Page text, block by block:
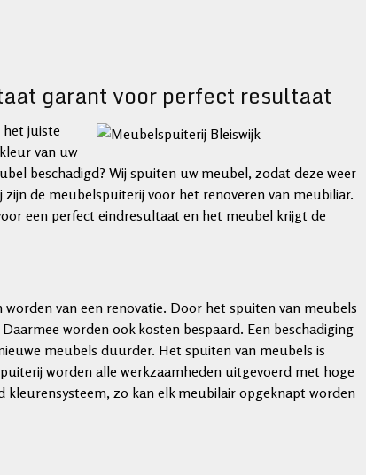
garant voor perfect resultaat
het juiste
van uw
beschadigd? Wij spuiten uw meubel, zodat deze weer
de meubelspuiterij voor het renoveren van meubiliar.
een perfect eindresultaat en het meubel krijgt de
van een renovatie. Door het spuiten van meubels
worden ook kosten bespaard. Een beschadiging
meubels duurder. Het spuiten van meubels is
worden alle werkzaamheden uitgevoerd met hoge
kleurensysteem, zo kan elk meubilair opgeknapt worden